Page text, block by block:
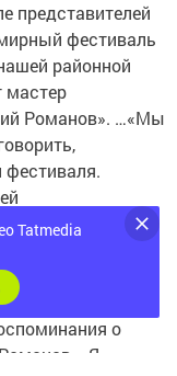
представителей
фестиваль
районной
мастер
Романов». …«Мы
У меня растут
дети мира и
главная задача
о
- Я
Tatmedia